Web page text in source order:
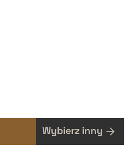
Wybierz inny